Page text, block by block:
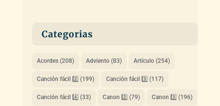
Categorias
Acordes(208) Adviento(83) Artículo(254)
Canción fácil 2️⃣ (199) Canción fácil 3️⃣ (117)
Canción fácil 4️⃣ (33) Canon 2️⃣ (79) Canon 3️⃣ (196)